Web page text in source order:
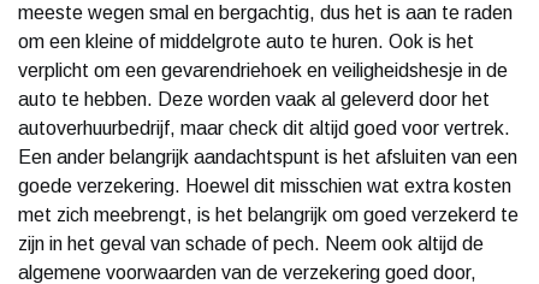
meeste wegen smal en bergachtig, dus het is aan te raden
om een kleine of middelgrote auto te huren. Ook is het
verplicht om een gevarendriehoek en veiligheidshesje in de
auto te hebben. Deze worden vaak al geleverd door het
autoverhuurbedrijf, maar check dit altijd goed voor vertrek.
Een ander belangrijk aandachtspunt is het afsluiten van een
goede verzekering. Hoewel dit misschien wat extra kosten
met zich meebrengt, is het belangrijk om goed verzekerd te
zijn in het geval van schade of pech. Neem ook altijd de
algemene voorwaarden van de verzekering goed door,